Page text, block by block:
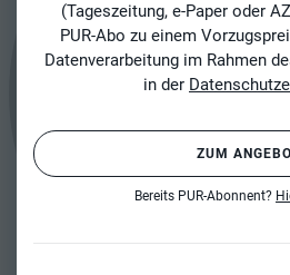
(Tageszeitung, e-Paper oder
PUR-Abo zu einem
Datenverarbeitung im Rahmen
in der
ZUM
Bereits PUR-Abonnent?